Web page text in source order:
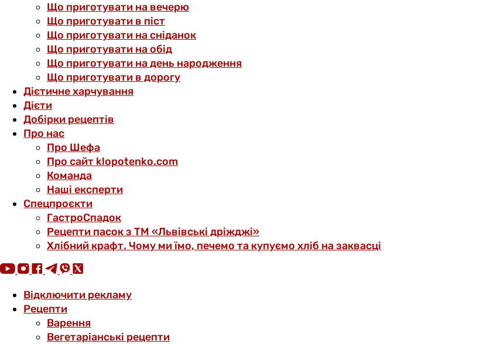
Що приготувати на вечерю
Що приготувати в піст
Що приготувати на сніданок
Що приготувати на обід
Що приготувати на день народження
Що приготувати в дорогу
Дієтичне харчування
Дієти
Добірки рецептів
Про нас
Про Шефа
Про сайт klopotenko.com
Команда
Наші експерти
Спецпроєкти
ГастроСпадок
Рецепти пасок з ТМ «Львівські дріжджі»
Хлібний крафт. Чому ми їмо, печемо та купуємо хліб на заквасці
Відключити рекламу
Рецепти
Варення
Вегетаріанські рецепти